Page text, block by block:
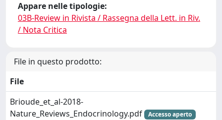
Appare nelle tipologie:
03B-Review in Rivista / Rassegna della Lett. in Riv.
/ Nota Critica
File in questo prodotto:
File
Brioude_et_al-2018-
Nature_Reviews_Endocrinology.pdf
Accesso aperto